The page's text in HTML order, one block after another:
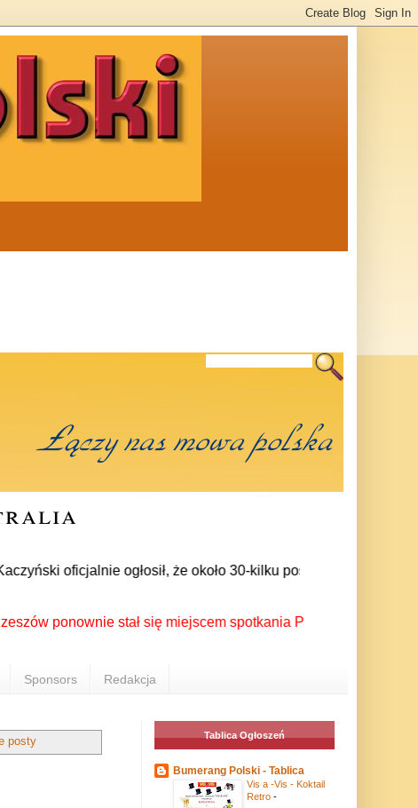
oficjalnie ogłosił, że około 30-kilku posłów
ponownie stał się miejscem spotkania Polonii z całego
Sponsors Redakcja
posty Tablica Ogłoszeń
Bumerang Polski - Tablica
Vis a -Vis - Koktail
Retro -